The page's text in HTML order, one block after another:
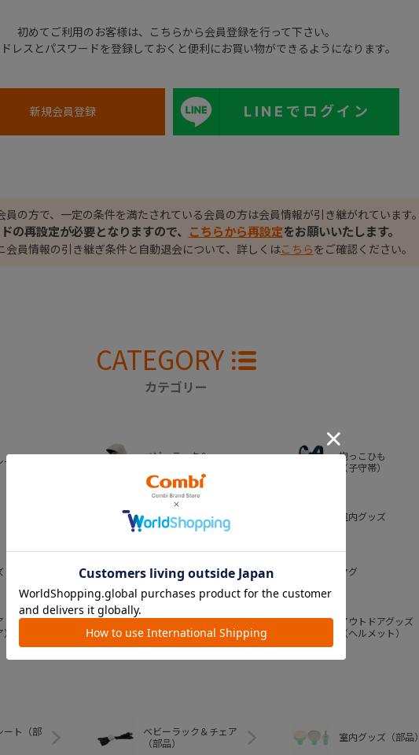
初めてご利用のお客様は、こちらから会員登録を行って下さい。
レスとパスワードを登録しておくと便利にお買い物ができるようになります。
LINEでログイン
員の方で、一定の条件を満たされている会員の方は会員情報が引き継がれています。
の再設定が必要となりますので、 こちらから再設定をお願いいたします。
会員情報の引き継ぎ条件と自動退会について、詳しくはこちらをご確認ください。
CATEGORY
カテゴリー
ト
ベビーラック＆
抱っこひも
（子守帯）
おむつ・
トイレグッズ
室内グッズ
ベビー食器 マグ
ベビートイ
アウトドアグッズ
（ヘルメット）
ート（部
ベビーラック＆チェア
（部品）
室内グッズ（部品）